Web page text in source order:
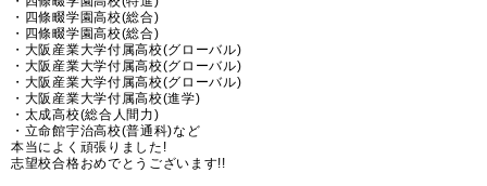
・四條畷学園高校(総合)
・四條畷学園高校(総合)
・大阪産業大学付属高校(グローバル)
・大阪産業大学付属高校(グローバル)
・大阪産業大学付属高校(グローバル)
・大阪産業大学付属高校(進学)
・太成高校(総合人間力)
・立命館宇治高校(普通科)など
本当によく頑張りました!
志望校合格おめでとうございます!!